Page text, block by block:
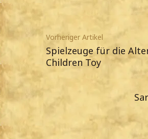
Vorheriger Artikel
Spielzeuge für die
Children Toy